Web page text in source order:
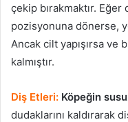
çekip bırakmaktır.
pozisyonuna dönerse,
Ancak cilt yapışırsa ve
kalmıştır.
Diş Etleri: Köpeğin
dudaklarını kaldırarak